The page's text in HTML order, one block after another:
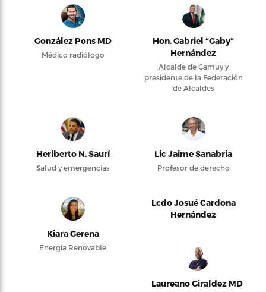
González Pons MD
Médico radiólogo
Hon. Gabriel “Gaby”
Hernández
Alcalde de Camuy y
presidente de la Federación
de Alcaldes
Heriberto N. Saurí
Salud y emergencias
Lic Jaime Sanabria
Profesor de derecho
Kiara Gerena
Energía Renovable
Lcdo Josué Cardona
Hernández
Laureano Giraldez MD